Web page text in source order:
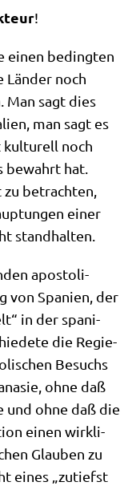
!
einen beding­ten
Län­der noch
Man sagt dies
man sagt es
kul­tu­rell noch
bewahrt hat.
betrach­ten,
einer
standhalten.
apo­sto­li­
von Spa­ni­en, der
in der spa­ni­
die Regie­
Besuchs
ohne daß
und ohne daß die
einen wirk­li­
Glau­ben zu
eines „zutiefst